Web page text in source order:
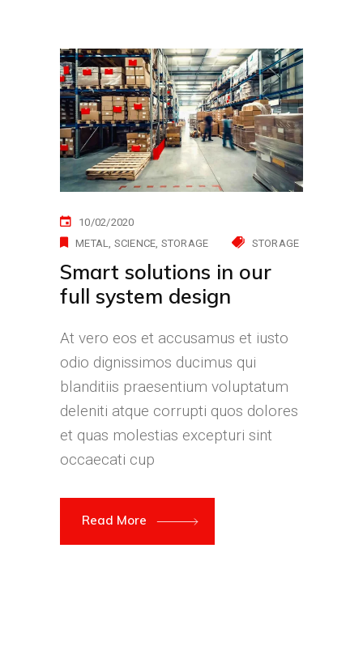
10/02/2020
METAL
SCIENCE STORAGE STORAGE
Smart solutions in our
full system design
At vero eos et accusamus et iusto
odio dignissimos ducimus qui
blanditiis praesentium voluptatum
deleniti atque corrupti quos dolores
et quas molestias excepturi sint
occaecati cup
Read More